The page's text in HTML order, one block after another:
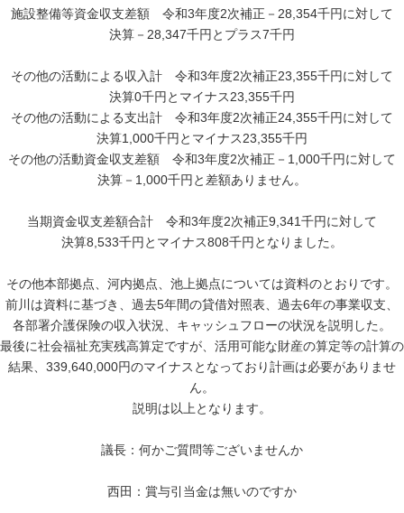
施設整備等資金収支差額 令和3年度2次補正－28,354千円に対して
決算－28,347千円とプラス7千円
その他の活動による収入計 令和3年度2次補正23,355千円に対して
決算0千円とマイナス23,355千円
その他の活動による支出計 令和3年度2次補正24,355千円に対して
決算1,000千円とマイナス23,355千円
その他の活動資金収支差額 令和3年度2次補正－1,000千円に対して
決算－1,000千円と差額ありません。
当期資金収支差額合計 令和3年度2次補正9,341千円に対して
決算8,533千円とマイナス808千円となりました。
その他本部拠点、河内拠点、池上拠点については資料のとおりです。
前川は資料に基づき、過去5年間の貸借対照表、過去6年の事業収支、
各部署介護保険の収入状況、キャッシュフローの状況を説明した。
最後に社会福祉充実残高算定ですが、活用可能な財産の算定等の計算の
結果、339,640,000円のマイナスとなっており計画は必要がありませ
ん。
説明は以上となります。
議長：何かご質問等ございませんか
西田：賞与引当金は無いのですか